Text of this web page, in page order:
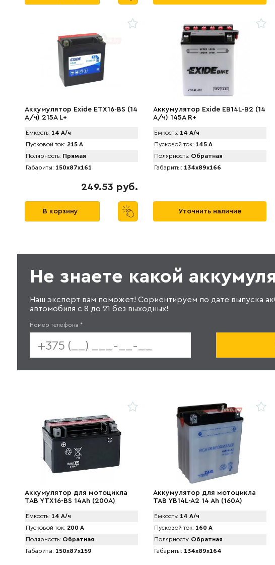
Аккумулятор Exide ETX16-BS (14
А/ч) 215A L+
Емкость: 14 А/ч
Пусковой ток: 215 А
Полярность: Прямая
Габариты: 150x87x161
249.53 руб.
В корзину
Аккумулятор Exide EB14L-B2 (14
А/ч) 145A R+
Емкость: 14 А/ч
Пусковой ток: 145 А
Полярность: Обратная
Габариты: 134x89x166
Уточнить наличие
Не знаете какой
Наш эксперт вам поможет! Сориентируем по дате выпуска
автомобиля с 8 до 21 без выходных!
Номер телефона *
Аккумулятор для мотоцикла
TAB YTX16-BS 14Ah (200А)
Емкость: 14 А/ч
Пусковой ток: 200 А
Полярность: Обратная
Габариты: 150x87x159
Аккумулятор для мотоцикла
TAB YB14L-A2 14 Ah (160А)
Емкость: 14 А/ч
Пусковой ток: 160 А
Полярность: Обратная
Габариты: 134x89x164